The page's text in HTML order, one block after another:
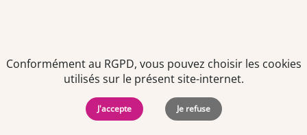
données
personnelles
Officine. Tous droits
réservés.
cookies
Conformément au RGPD, vous pouvez choisir les cookies
utilisés sur le présent site-internet.
J'accepte Je refuse